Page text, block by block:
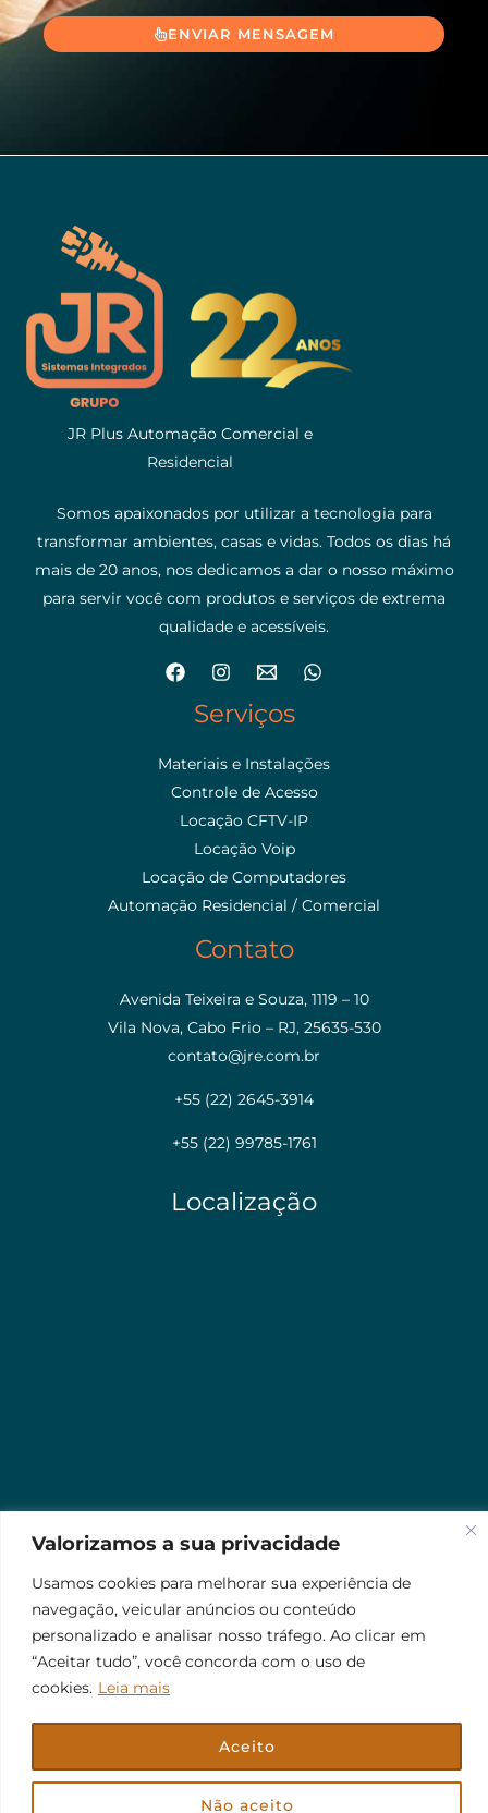
personalizado e analisar nosso tráfego. Ao clicar em
“Aceitar tudo”, você concorda com o uso de
Aceito
ENVIAR MENSAGEM
JR Plus Automação Comercial e
Residencial
Somos apaixonados por utilizar a tecnologia para
transformar ambientes, casas e vidas. Todos os dias há
mais de 20 anos, nos dedicamos a dar o nosso máximo
para servir você com produtos e serviços de extrema
qualidade e acessíveis.
Serviços
Materiais e Instalações
Controle de Acesso
Locação CFTV-IP
Locação Voip
Locação de Computadores
Automação Residencial / Comercial
Contato
Avenida Teixeira e Souza, 1119 – 10
Vila Nova, Cabo Frio – RJ, 25635-530
contato@jre.com.br
+55 (22) 2645-3914
+55 (22) 99785-1761
Localização
© 2026 Jr Plus Automação Comercial e Residencial
CriaçãoCesarWeb
Fale Conosco